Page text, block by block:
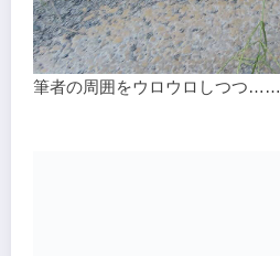
筆者の周囲をウロウロしつつ……